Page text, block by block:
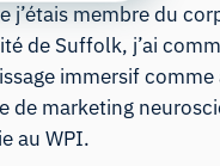
j’étais membre du
de Suffolk, j’ai
immersif
marketing
au WPI.